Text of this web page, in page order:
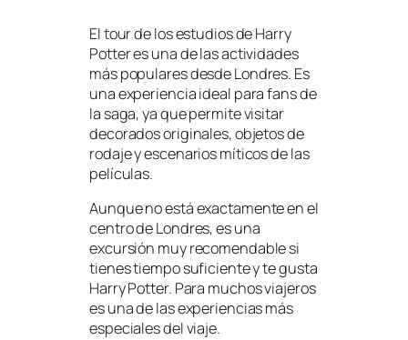
El tour de los estudios de Harry
Potter es una de las actividades
más populares desde Londres. Es
una experiencia ideal para fans de
la saga, ya que permite visitar
decorados originales, objetos de
rodaje y escenarios míticos de las
películas.
Aunque no está exactamente en el
centro de Londres, es una
excursión muy recomendable si
tienes tiempo suficiente y te gusta
Harry Potter. Para muchos viajeros
es una de las experiencias más
especiales del viaje.